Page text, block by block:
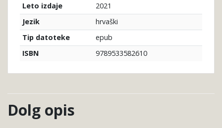
Leto izdaje
2021
Jezik
hrvaški
Tip datoteke
epub
ISBN
9789533582610
Dolg opis